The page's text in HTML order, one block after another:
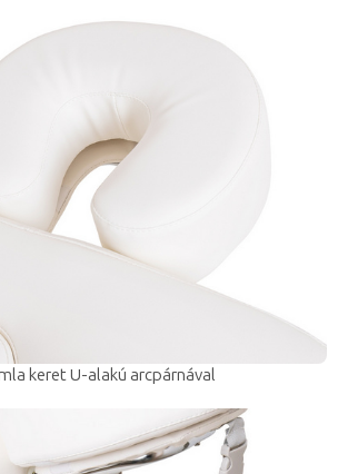
keret U-alakú arcpárnával